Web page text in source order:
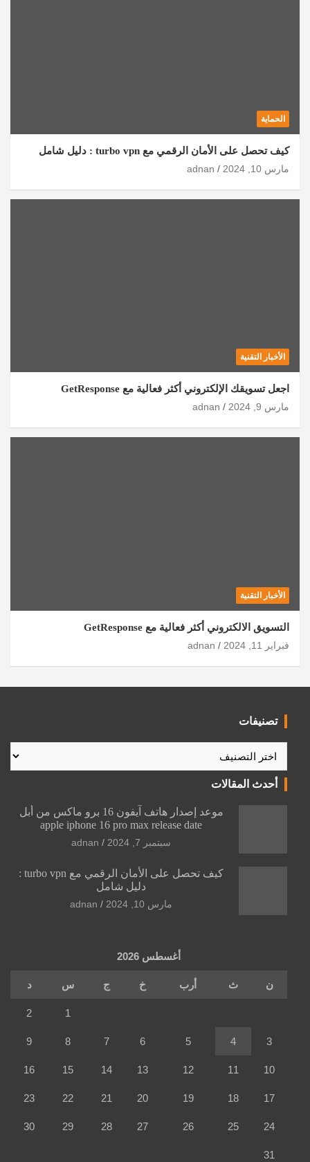
الحماية
كيف تحصل على الأمان الرقمي مع turbo vpn : دليل شامل
مارس 10, 2024
adnan
الأخبار التقنية
اجعل تسويقك الإلكتروني أكثر فعالية مع GetResponse
مارس 9, 2024
adnan
الأخبار التقنية
التسويق الالكتروني أكثر فعالية مع GetResponse
فبراير 11, 2024
adnan
تصنيفات
تصنيفات
أحدث المقالات
موعد إصدار هاتف آيفون 16 برو ماكس من أبل
apple iphone 16 pro max release date
سبتمبر 7, 2024 adnan
كيف تحصل على الأمان الرقمي مع turbo vpn :
دليل شامل
مارس 10, 2024 adnan
أغسطس 2026
ن ث أرب خ ج س د
1
2
3
4
5
6
7
8
9
10
11
12
13
14
15
16
17
18
19
20
21
22
23
24
25
26
27
28
29
30
31